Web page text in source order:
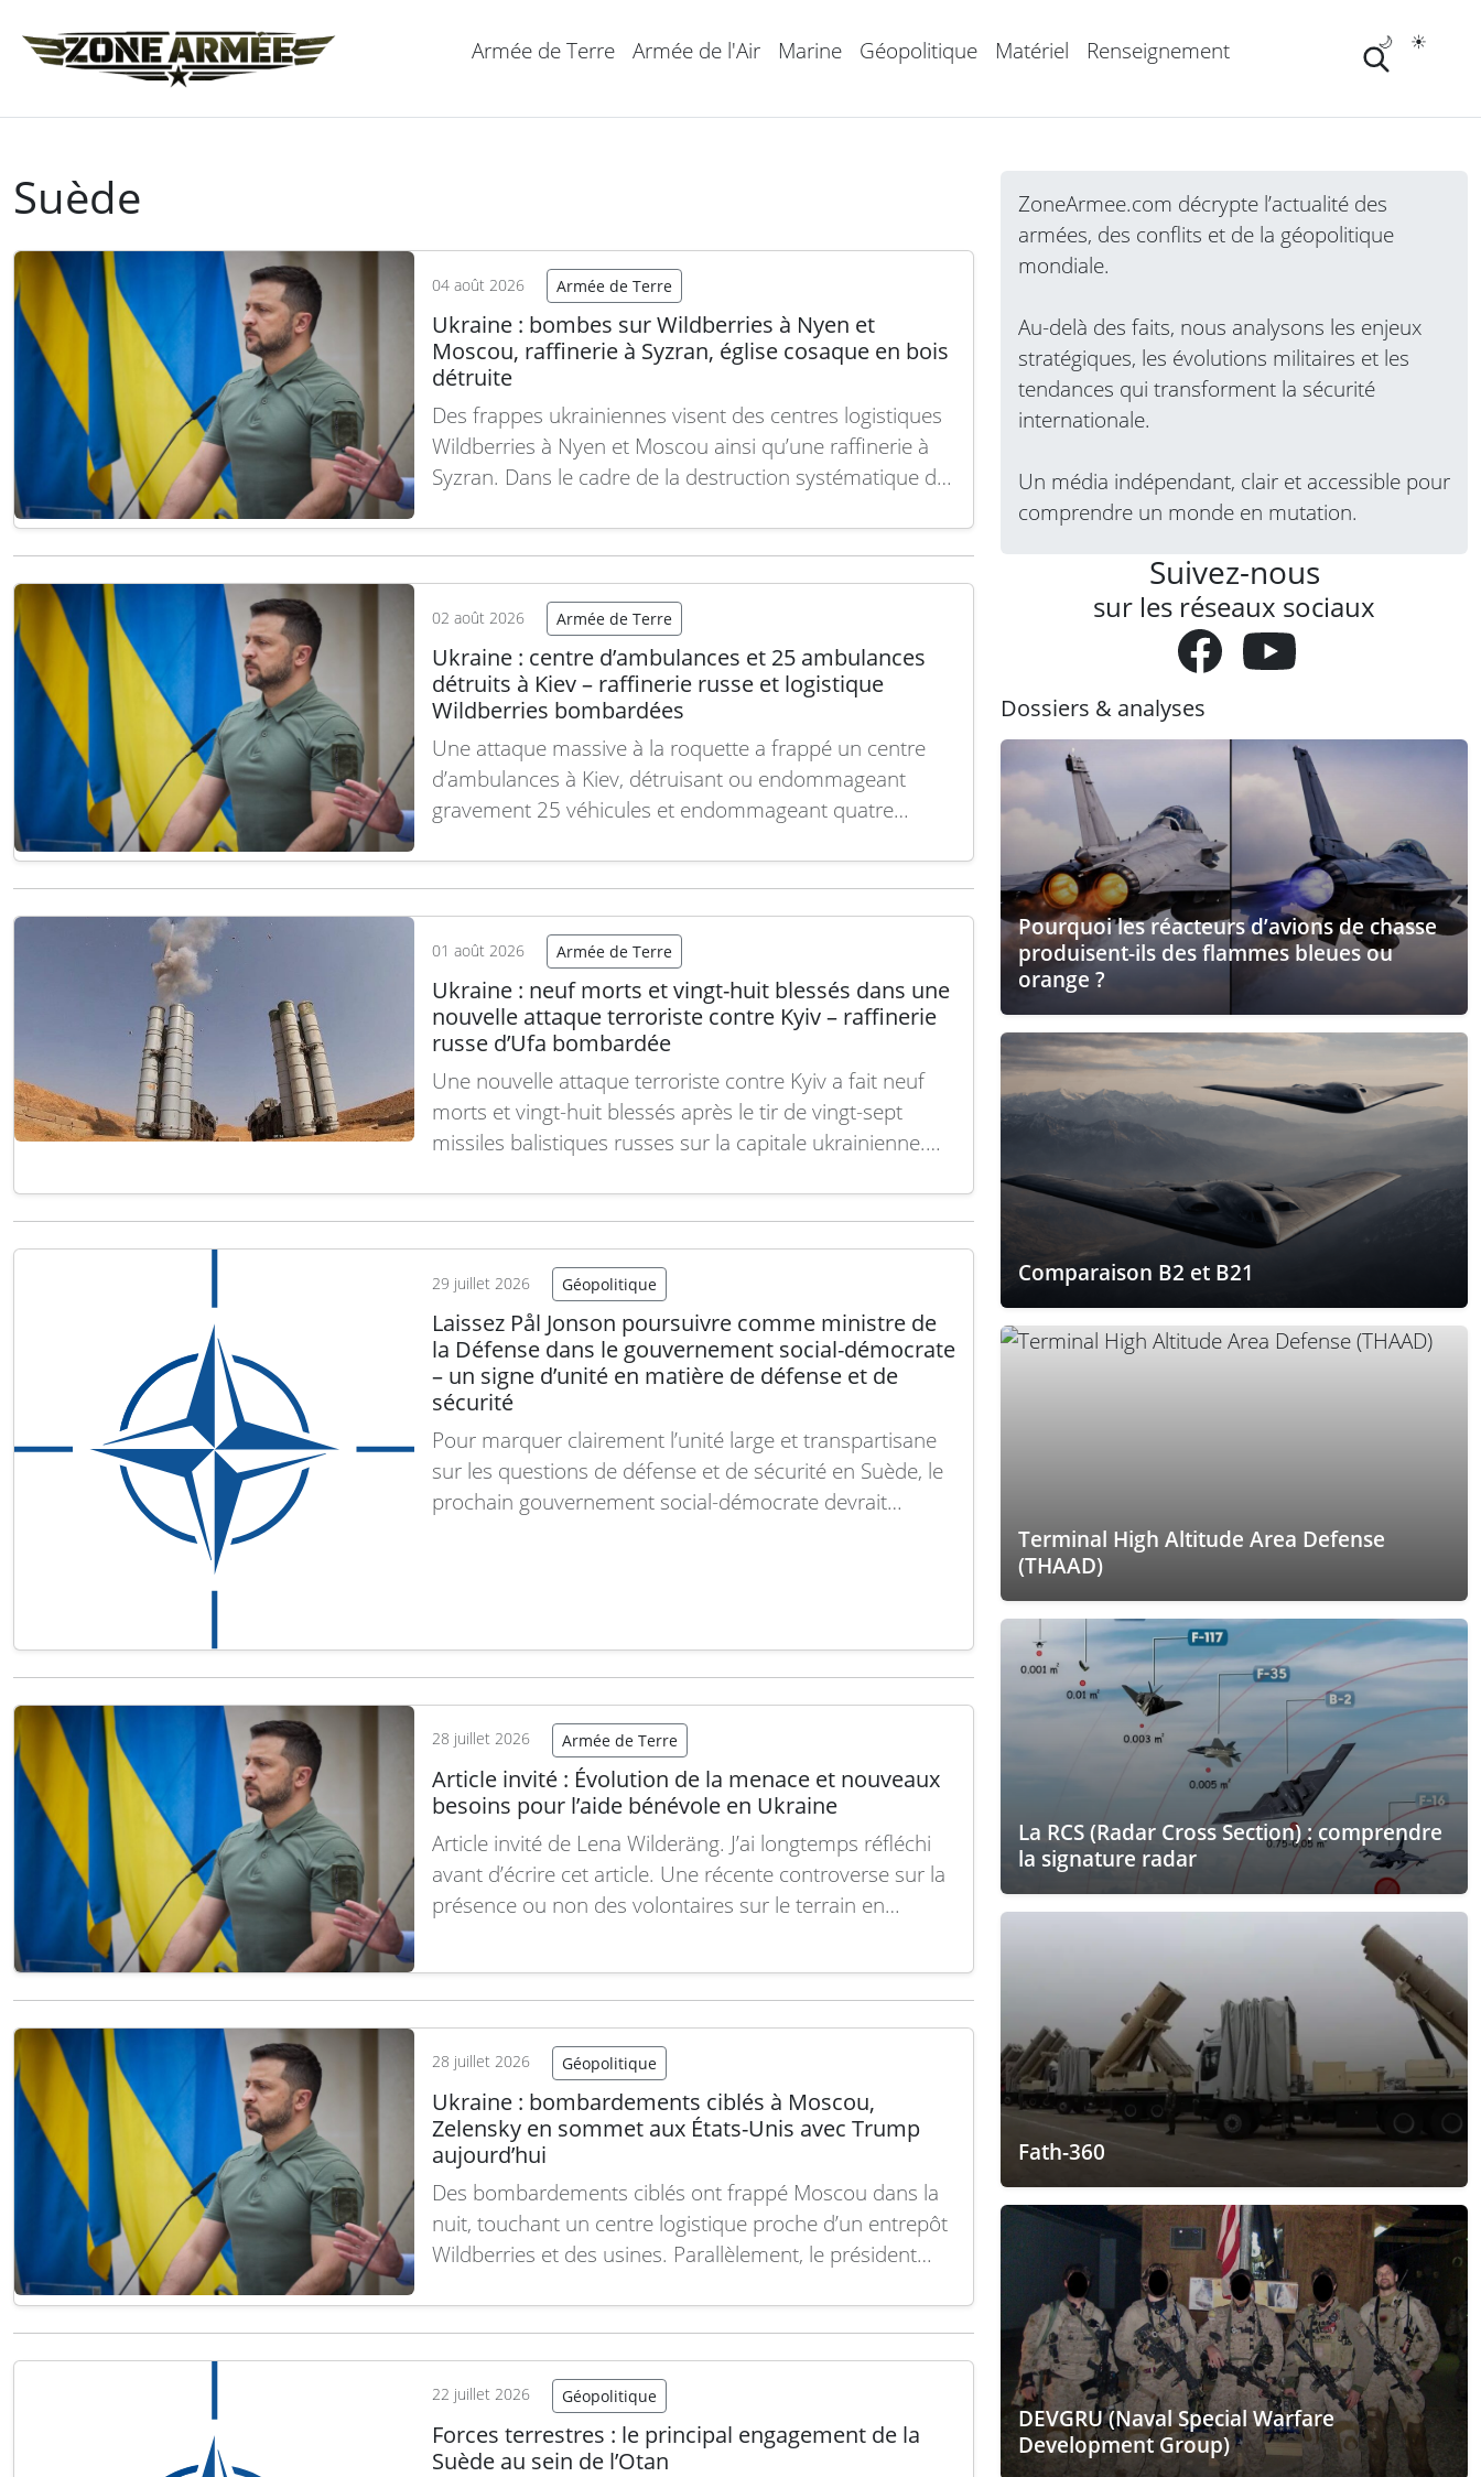
Armée de Terre Armée de l'Air Marine Géopolitique Matériel Renseignement ☀️
🌙
Suède
04 août 2026 Armée de Terre
Ukraine : bombes sur Wildberries à Nyen et
Moscou, raffinerie à Syzran, église cosaque en bois
détruite
Des frappes ukrainiennes visent des centres logistiques
Wildberries à Nyen et Moscou ainsi qu’une raffinerie à
Syzran. Dans le cadre de la destruction systématique du
pays, située dans la commune de Gammalsvenskby
02 août 2026 Armée de Terre
Ukraine : centre d’ambulances et 25 ambulances
détruits à Kiev – raffinerie russe et logistique
Wildberries bombardées
Une attaque massive à la roquette a frappé un centre
d’ambulances à Kiev, détruisant ou endommageant
gravement 25 véhicules et endommageant quatre
une raffinerie russe à Saratov ainsi que le centre
provoquant d’importants incendies. Situation actuelle…
Lire la suite
01 août 2026 Armée de Terre
Ukraine : neuf morts et vingt-huit blessés dans une
nouvelle attaque terroriste contre Kyiv – raffinerie
russe d’Ufa bombardée
Une nouvelle attaque terroriste contre Kyiv a fait neuf
morts et vingt-huit blessés après le tir de vingt-sept
missiles balistiques russes sur la capitale ukrainienne.
région russe de Bachkourtostan, a été bombardée par
d’ensemble dans…Lire la suite
29 juillet 2026 Géopolitique
Laissez Pål Jonson poursuivre comme ministre de
la Défense dans le gouvernement social-démocrate
– un signe d’unité en matière de défense et de
sécurité
Pour marquer clairement l’unité large et transpartisane
sur les questions de défense et de sécurité en Suède, le
prochain gouvernement social-démocrate devrait
28 juillet 2026 Armée de Terre
Article invité : Évolution de la menace et nouveaux
besoins pour l’aide bénévole en Ukraine
Article invité de Lena Wilderäng. J’ai longtemps réfléchi
avant d’écrire cet article. Une récente controverse sur la
présence ou non des volontaires sur le terrain en
sujet. J’aurais préféré organiser une série de séminaires
réunissant organisations et acteurs afin de débattre et…
Lire la suite
28 juillet 2026 Géopolitique
Ukraine : bombardements ciblés à Moscou,
Zelensky en sommet aux États-Unis avec Trump
aujourd’hui
Des bombardements ciblés ont frappé Moscou dans la
nuit, touchant un centre logistique proche d’un entrepôt
Wildberries et des usines. Parallèlement, le président
pour un sommet avec l’ex-président Donald Trump.
marqué par de…Lire la suite
22 juillet 2026 Géopolitique
Forces terrestres : le principal engagement de la
Suède au sein de l’Otan
ZoneArmee.com décrypte l’actualité des
armées, des conflits et de la géopolitique
mondiale.
Au-delà des faits, nous analysons les enjeux
stratégiques, les évolutions militaires et les
tendances qui transforment la sécurité
internationale.
Un média indépendant, clair et accessible pour
comprendre un monde en mutation.
Suivez-nous
sur les réseaux sociaux
Dossiers & analyses
Pourquoi les réacteurs d’avions de chasse
produisent-ils des flammes bleues ou
orange ?
Comparaison B2 et B21
Terminal High Altitude Area Defense
(THAAD)
La RCS (Radar Cross Section) : comprendre
la signature radar
Fath-360
DEVGRU (Naval Special Warfare
Development Group)